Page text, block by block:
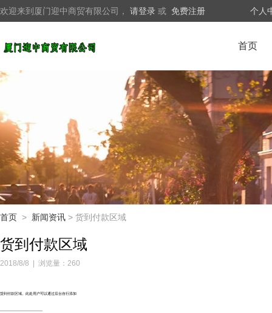
欢迎来到厦门迎中商贸有限公司， 请登录 或 免费注册 个人
首页
首页 > 新闻资讯 > 货到付款区域
货到付款区域
2018/8/8 | 浏览量：260
货到付款区域。此处用户可以通过后台自行添加
-----------------------------------